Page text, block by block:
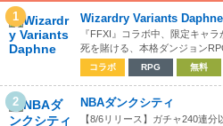
1 Wizardry Variants Daphne
『FFXI』コラボ中、限定キャ
死を賭ける、本格ダンジョン
コラボ RPG 無料
2 NBAダンクシティ
【8/6リリース】ガチャ240連